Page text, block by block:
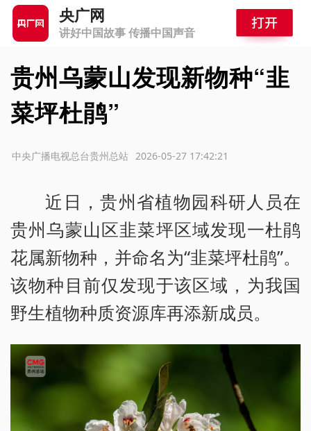
央广网
讲好中国故事 传播中国声音
贵州乌蒙山发现新物种“韭
菜坪杜鹃”
2026-05-27 17:42:21
中央广播电视总台贵州总站
近日，贵州省植物园科研人员在
贵州乌蒙山区韭菜坪区域发现一杜鹃
花属新物种，并命名为“韭菜坪杜鹃”。
该物种目前仅发现于该区域，为我国
野生植物种质资源库再添新成员。